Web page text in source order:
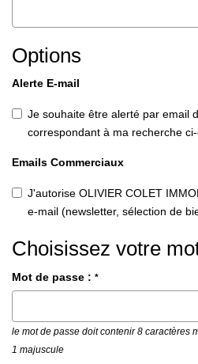
Options
Alerte E-mail
Je souhaite être alerté par email
correspondant à ma recherche
Emails Commerciaux
J'autorise OLIVIER COLET
e-mail (newsletter, sélection de
Choisissez votre
Mot de passe : *
le mot de passe doit contenir 8 caractères
1 majuscule